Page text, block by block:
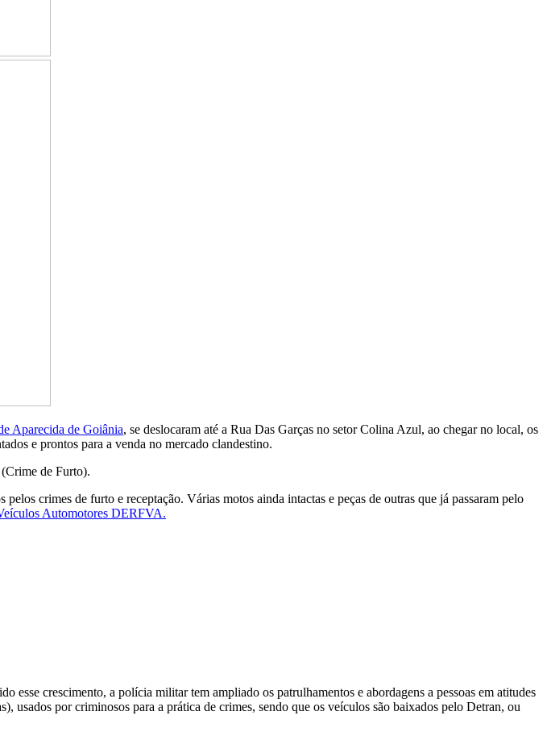
Aparecida de Goiânia, se deslocaram até a Rua Das Garças no setor Colina Azul, ao chegar no local, os
e prontos para a venda no mercado clandestino.
de Furto).
crimes de furto e receptação. Várias motos ainda intactas e peças de outras que já passaram pelo
Automotores DERFVA.
crescimento, a polícia militar tem ampliado os patrulhamentos e abordagens a pessoas em atitudes
usados por criminosos para a prática de crimes, sendo que os veículos são baixados pelo Detran, ou